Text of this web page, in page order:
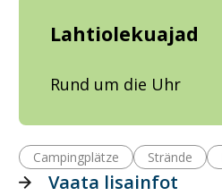
Lahtiolekuajad
Rund um die Uhr
Campingplätze Strände
Vaata lisainfot